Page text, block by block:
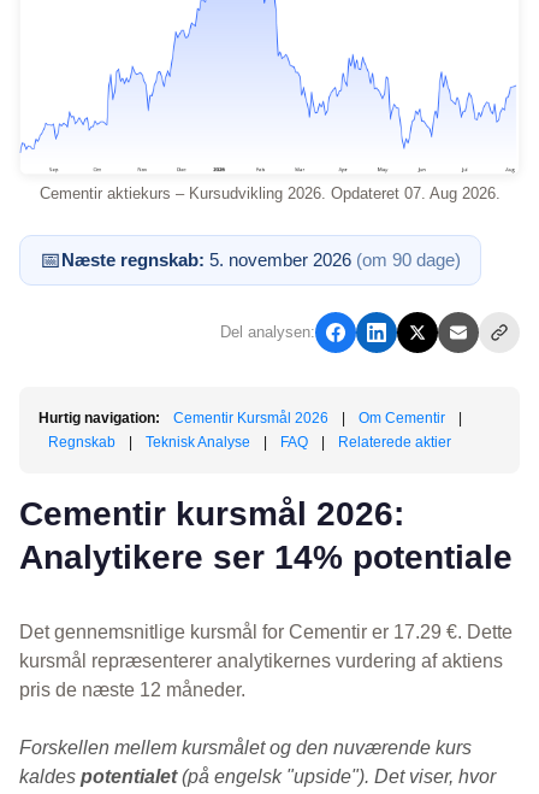
Cementir aktiekurs – Kursudvikling 2026. Opdateret 07. Aug 2026.
📅Næste regnskab: 5. november 2026 (om 90 dage)
Del analysen:
Hurtig navigation: Cementir Kursmål 2026 Om Cementir
Regnskab
Teknisk Analyse FAQ Relaterede aktier
Cementir kursmål 2026:
Analytikere ser 14% potentiale
Det gennemsnitlige kursmål for Cementir er 17.29 €. Dette
kursmål repræsenterer analytikernes vurdering af aktiens
pris de næste 12 måneder.
Forskellen mellem kursmålet og den nuværende kurs
kaldes potentialet(på engelsk "upside"). Det viser, hvor